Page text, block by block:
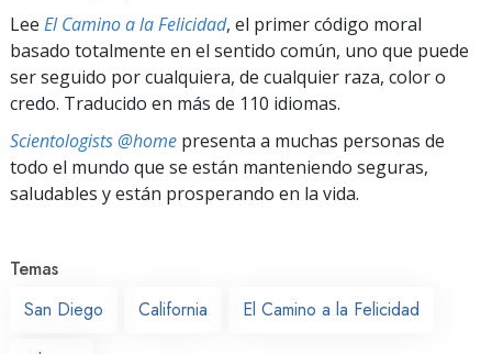
Lee El Camino a la Felicidad, el primer código moral
basado totalmente en el sentido común, uno que puede
ser seguido por cualquiera, de cualquier raza, color o
credo. Traducido en más de 110 idiomas.
Scientologists @home presenta a muchas personas de
todo el mundo que se están manteniendo seguras,
saludables y están prosperando en la vida.
Temas
San Diego
California El Camino a la Felicidad